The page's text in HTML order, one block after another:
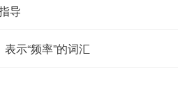
导
示“频率”的词汇